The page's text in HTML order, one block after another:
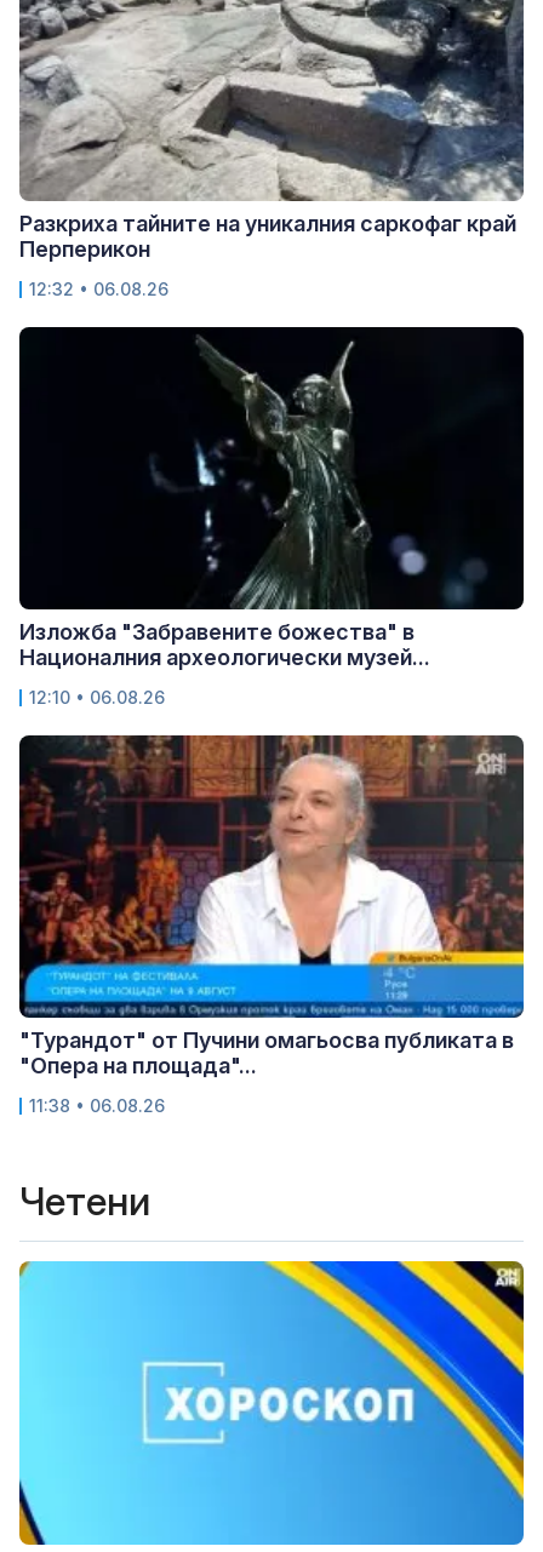
Разкриха тайните на уникалния саркофаг край
Перперикон
12:32 • 06.08.26
Изложба "Забравените божества" в
Националния археологически музей...
12:10 • 06.08.26
"Турандот" от Пучини омагьосва публиката в
"Опера на площада"...
11:38 • 06.08.26
Четени